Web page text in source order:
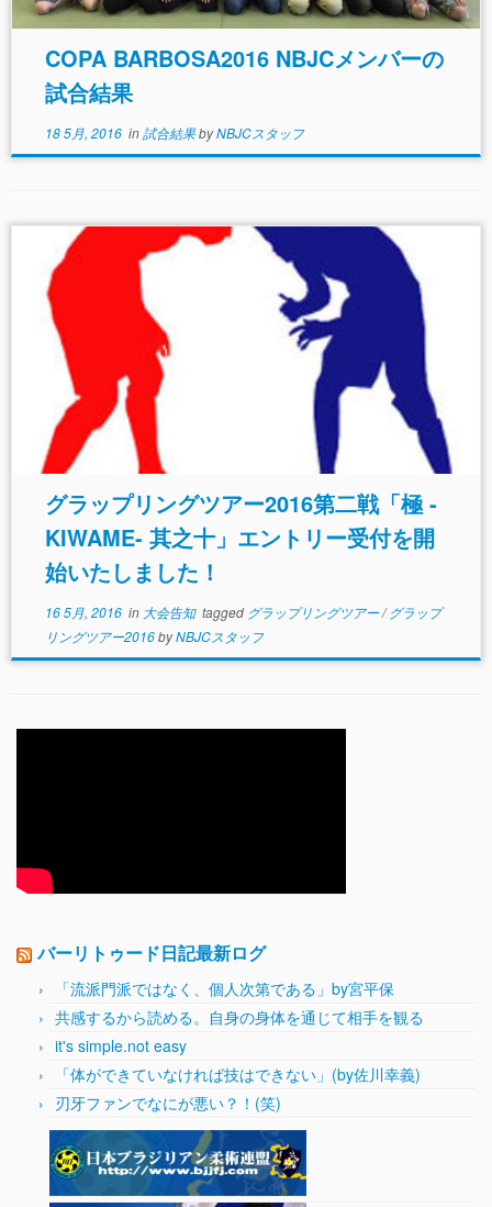
COPA BARBOSA2016 NBJCメンバーの
試合結果
18 5月, 2016in試合結果byNBJCスタッフ
グラップリングツアー2016第二戦「極 -
KIWAME- 其之十」エントリー受付を開
始いたしました！
16 5月, 2016in 大会告知 tagged グラップリングツアー/グラップ
リングツアー2016byNBJCスタッフ
バーリトゥード日記最新ログ
「流派門派ではなく、個人次第である」by宮平保
共感するから読める。自身の身体を通じて相手を観る
it's simple.not easy
「体ができていなければ技はできない」(by佐川幸義)
刃牙ファンでなにが悪い？！(笑)